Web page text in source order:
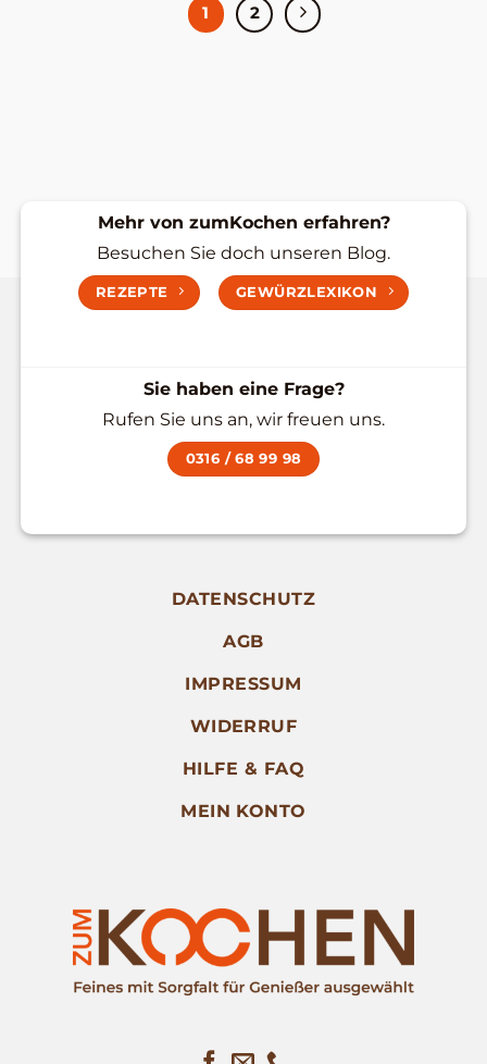
1 2
Mehr von zumKochen erfahren?
Besuchen Sie doch unseren Blog.
REZEPTE GEWÜRZLEXIKON
Sie haben eine Frage?
Rufen Sie uns an, wir freuen uns.
0316 / 68 99 98
DATENSCHUTZ
AGB
IMPRESSUM
WIDERRUF
HILFE & FAQ
MEIN KONTO